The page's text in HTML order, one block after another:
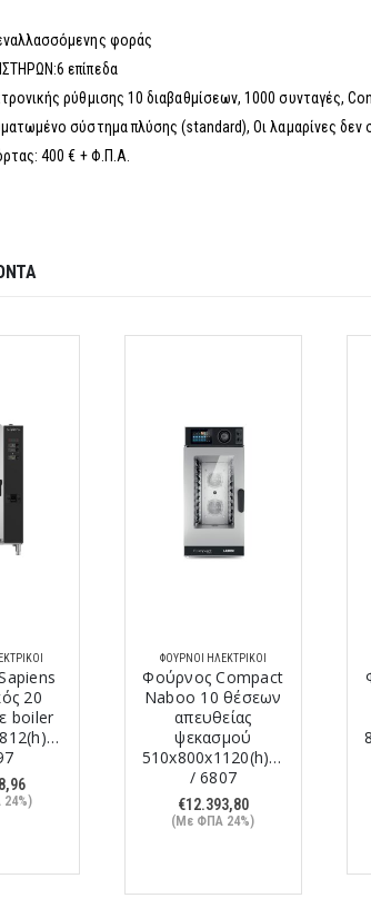
φοράς
επίπεδα
ρύθμισης 10 διαβαθμίσεων, 1000 συνταγές,
σύστημα πλύσης (standard), Οι λαμαρίνες δεν
400 € + Φ.Π.Α.
20
boiler
ΦΟΎΡΝΟΙ ΗΛΕΚΤΡΙΚΟΊ
Φούρνος Compact
Naboo 10 θέσεων
απευθείας
ψεκασμού
510x800x1120(h)mm
/ 6807
€12.393,80
(Με ΦΠΑ 24%)